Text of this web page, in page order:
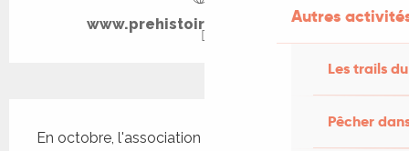
Autres
Les trails
Pêcher
www.prehistoiredusudouest.fr
En octobre, l'association Préhistoire du Sud Ouest